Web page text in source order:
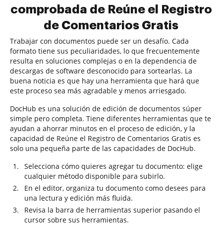
comprobada de Reúne el Registro
de Comentarios Gratis
Trabajar con documentos puede ser un desafío. Cada
formato tiene sus peculiaridades, lo que frecuentemente
resulta en soluciones complejas o en la dependencia de
descargas de software desconocido para sortearlas. La
buena noticia es que hay una herramienta que hará que
este proceso sea más agradable y menos arriesgado.
DocHub es una solución de edición de documentos súper
simple pero completa. Tiene diferentes herramientas que te
ayudan a ahorrar minutos en el proceso de edición, y la
capacidad de Reúne el Registro de Comentarios Gratis es
solo una pequeña parte de las capacidades de DocHub.
Selecciona cómo quieres agregar tu documento: elige
cualquier método disponible para subirlo.
En el editor, organiza tu documento como desees para
una lectura y edición más fluida.
Revisa la barra de herramientas superior pasando el
cursor sobre sus herramientas.